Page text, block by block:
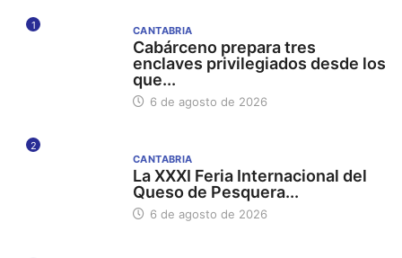
1 CANTABRIA
Cabárceno prepara tres
enclaves privilegiados desde los
que...
6 de agosto de 2026
2
CANTABRIA
La XXXI Feria Internacional del
Queso de Pesquera...
6 de agosto de 2026